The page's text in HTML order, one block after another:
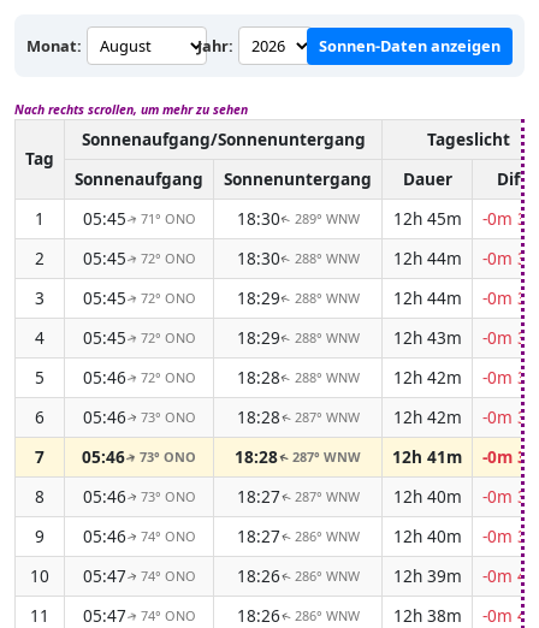
Monat: Jahr: Sonnen-Daten anzeigen
Nach rechts scrollen, um mehr zu sehen
Tag
Sonnenaufgang/Sonnenuntergang
Tageslicht
Sonnenaufgang
Sonnenuntergang Dauer
Diff.
1
05:45↑ 71° ONO 18:30↑ 289° WNW 12h 45m
-0m
2
05:45↑ 72° ONO 18:30↑ 288° WNW 12h 44m
-0m
3
05:45↑ 72° ONO 18:29↑ 288° WNW 12h 44m
-0m
4
05:45↑ 72° ONO 18:29↑ 288° WNW 12h 43m
-0m
5
05:46↑ 72° ONO 18:28↑ 288° WNW 12h 42m
-0m
6
05:46↑ 73° ONO 18:28↑ 287° WNW 12h 42m
-0m
7
05:46↑73° ONO 18:28↑287° WNW 12h 41m
-0m
8
05:46↑ 73° ONO 18:27↑ 287° WNW 12h 40m
-0m
9
05:46↑ 74° ONO 18:27↑ 286° WNW 12h 40m
-0m
10
05:47↑ 74° ONO 18:26↑ 286° WNW 12h 39m
-0m
11
05:47↑ 74° ONO 18:26↑ 286° WNW 12h 38m
-0m